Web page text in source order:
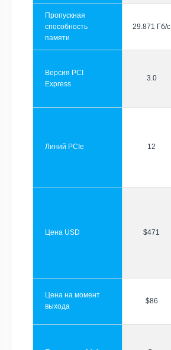
Пропускная
способность
памяти
29.871 Гб/с
Версия PCI
Express
3.0
Линий PCIe 12
Цена USD $471
Цена на момент
выхода
$86